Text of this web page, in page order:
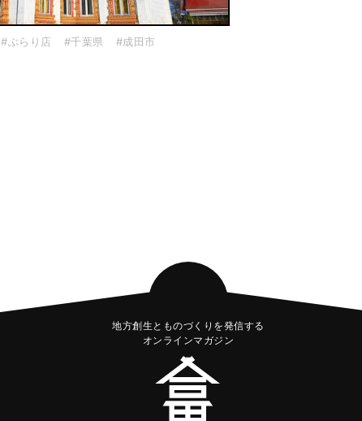
#ぶらり店 #千葉県 #成田市
地方創生とものづくりを発信する
オンラインマガジン